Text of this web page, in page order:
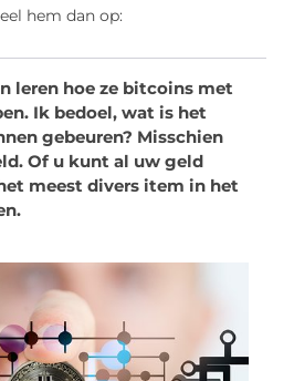
hem dan op:
leren hoe ze bitcoins met
Ik bedoel, wat is het
gebeuren? Misschien
Of u kunt al uw geld
meest divers item in het